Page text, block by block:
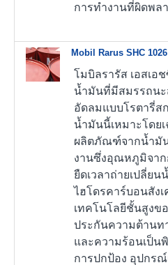
การทำงานที่ผิดพล
Mobil Rarus SHC 1026
โมบิลรารัส เอสเอ
น้ำมันที่มีสมรรถนะ
อัดลมแบบโรตารี่ส
น้ำมันนี้เหมาะโดย
ผลิตภัณฑ์จากน้ำมัน
งานซึ่งอุณหภูมิจาก
ยืดเวลาถ่ายเปลี่ย
ไฮโดรคาร์บอนสัง
เทคโนโลยีชั้นสูงข
ประกันความต้านท
และความร้อนเป็น
การปกป้อง อุปกรณ์